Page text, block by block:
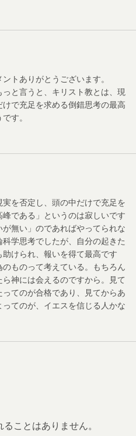
トありがとうございます。
と言うと、キリスト教とは、現
で充足を求める倒錯思考の最高
す。
実を否定し、頭の中だけで充足を
である」というのは寂しいです
無い」のであればやってられな
学思考でしたが、自分の起きた
けられ、報いを得て最高です
ものって考えている。もちろん
神には会えるのですから。見て
てのが合格であり、見てからあ
てのが、イエスを信じる人かな
ことはありません。